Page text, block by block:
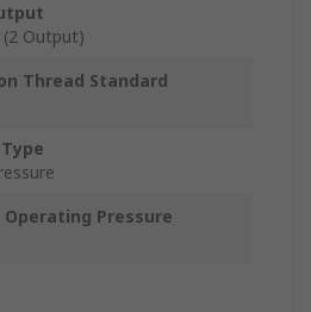
(2 Output)
Thread Standard
Pressure